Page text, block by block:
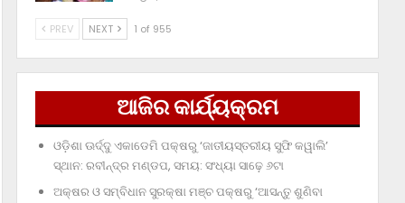
PREV NEXT 1 of 955
ଆଜିର କାର୍ଯ୍ୟକ୍ରମ
ଓଡ଼ିଶା ଊର୍ଦ୍ଦୁ ଏକାଡେମି ପକ୍ଷରୁ ‘ଜାତୀୟସ୍ତରୀୟ ସୁଫି କୱାଲି’
ସ୍ଥାନ: ରବୀନ୍ଦ୍ର ମଣ୍ଡପ, ସମୟ: ସଂଧ୍ୟା ସାଢ଼େ ୬ଟା
ଅକ୍ଷର ଓ ସମ୍ବିଧାନ ସୁରକ୍ଷା ମଞ୍ଚ ପକ୍ଷରୁ ‘ଆସନ୍ତୁ ଶୁଣିବା